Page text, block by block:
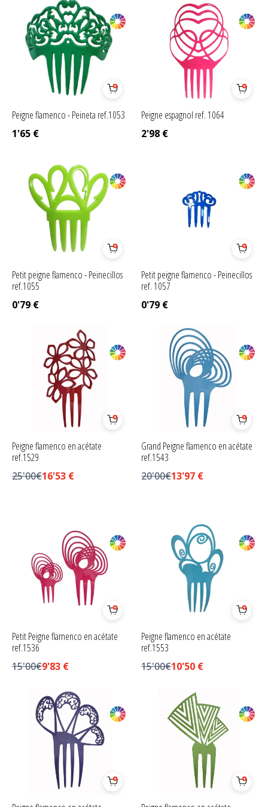
Peigne flamenco - Peineta ref.1053
1'65 €
Peigne espagnol ref. 1064
2'98 €
Petit peigne flamenco - Peinecillos
ref.1055
0'79 €
Petit peigne flamenco - Peinecillos
ref. 1057
0'79 €
Peigne flamenco en acétate
ref.1529
25'00€16'53 €
Grand Peigne flamenco en acétate
ref.1543
20'00€13'97 €
Petit Peigne flamenco en acétate
ref.1536
15'00€9'83 €
Peigne flamenco en acétate
ref.1553
15'00€10'50 €